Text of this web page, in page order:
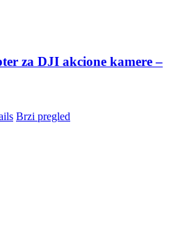
za DJI akcione kamere –
Brzi pregled